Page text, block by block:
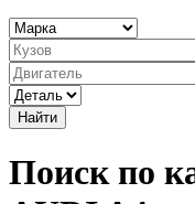
Найти
Поиск по